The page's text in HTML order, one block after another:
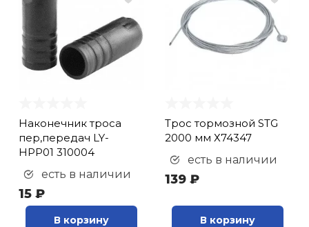
Наконечник троса
пер,передач LY-
HPP01 310004
есть в наличии
15 ₽
В корзину
Трос тормозной STG
2000 мм Х74347
есть в наличии
139 ₽
В корзину